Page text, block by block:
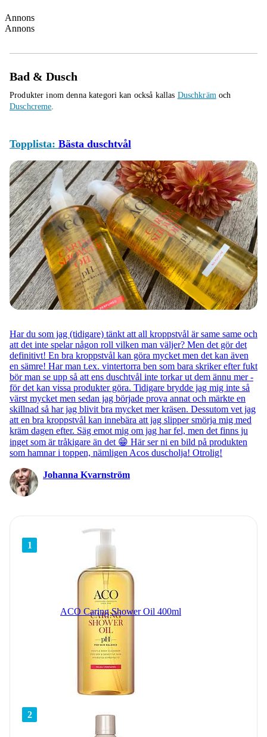
Annons
Annons
Bad & Dusch
Produkter inom denna kategori kan också kallas Duschkrämoch
Duschcreme.
Topplista: Bästa duschtvål
Har du som jag (tidigare) tänkt att all kroppstvål är same same och
att det inte spelar någon roll vilken man väljer? Men det gör det
definitivt! En bra kroppstvål kan göra mycket men det kan även
en sämre! Har man t.ex. vintertorra ben som bara skriker efter fukt
bör man se upp så att ens duschtvål inte torkar ut dem ännu mer -
för det kan vissa produkter göra. Tidigare brydde jag mig inte så
värst mycket men sedan jag började prova annat och märkte en
skillnad så har jag blivit bra mycket mer kräsen. Dessutom vet jag
att en bra kroppstvål kan innebära att jag slipper smörja mig med
kräm dagen efter. Säg emot mig om jag har fel, men det finns ju
inget som är tråkigare än det 😁 Här ser ni en bild på produkten
som hamnar i toppen, nämligen Acos duscholja! Otrolig!
Johanna Kvarnström
1
ACO Caring Shower Oil 400ml
2